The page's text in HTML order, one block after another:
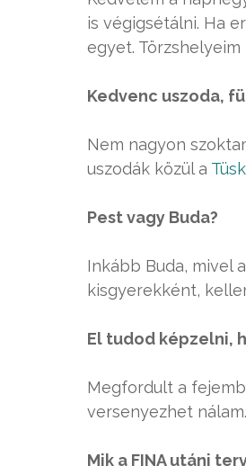
is végigsétálni. Ha
egyet.
Kedvenc uszoda,
Nem nagyon
uszodák közül a
Pest vagy Buda?
Inkább Buda, mivel
kisgyerekként,
El tudod képzelni,
Megfordult a
versenyezhet nálam.
Mik a FINA utáni